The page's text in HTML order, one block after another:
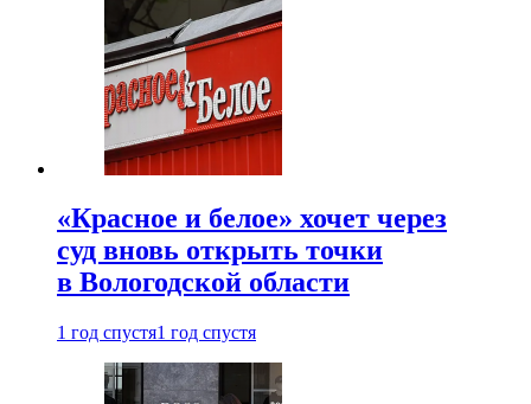
«Красное и белое» хочет через
суд вновь открыть точки
в Вологодской области
1 год спустя1 год спустя